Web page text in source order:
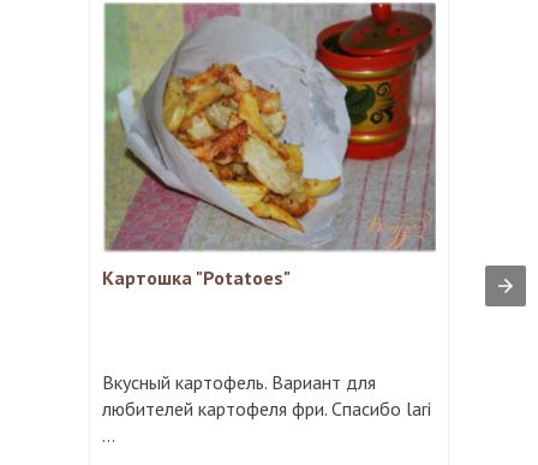
Картошка "Potatoes"
Вкусный картофель. Вариант для
любителей картофеля фри. Спасибо lari
...